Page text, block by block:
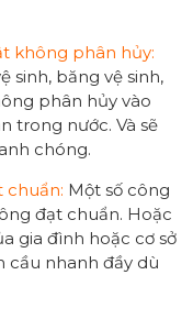
không phân hủy:
sinh, băng vệ sinh,
phân hủy vào
trong nước. Và sẽ
chóng.
chuẩn: Một số công
đạt chuẩn. Hoặc
gia đình hoặc cơ sở
cầu nhanh đầy dù